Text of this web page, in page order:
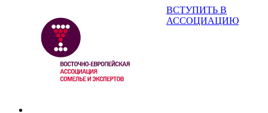
ВСТУПИТЬ В
АССОЦИАЦИЮ